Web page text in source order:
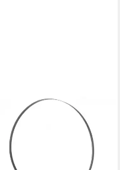
Bandsägeblatt Holzmann
Maschinen BSB300B10
Bandsägeblatt 2240 x 10 x
0.4 1 St. Pas
25,00 €